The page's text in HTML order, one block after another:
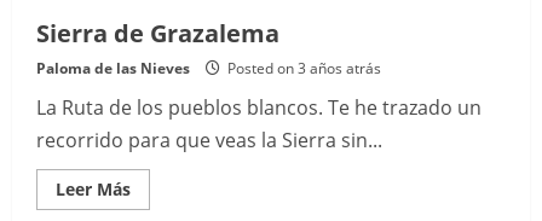
Sierra de Grazalema
Paloma de las Nieves Posted on 3 años atrás
La Ruta de los pueblos blancos. Te he trazado un
recorrido para que veas la Sierra sin...
Leer MásRead
more